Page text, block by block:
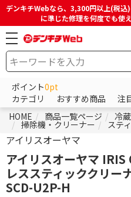
デンキチWebなら、3,300円以上(税
に準じた修理を何度でも使
ポイント0pt
カテゴリ
おすすめ商品 注
HOME
商品一覧ページ 冷
掃除機・クリーナー ステ
アイリスオーヤマ
アイリスオーヤマ
レススティッククリー
SCD-U2P-H